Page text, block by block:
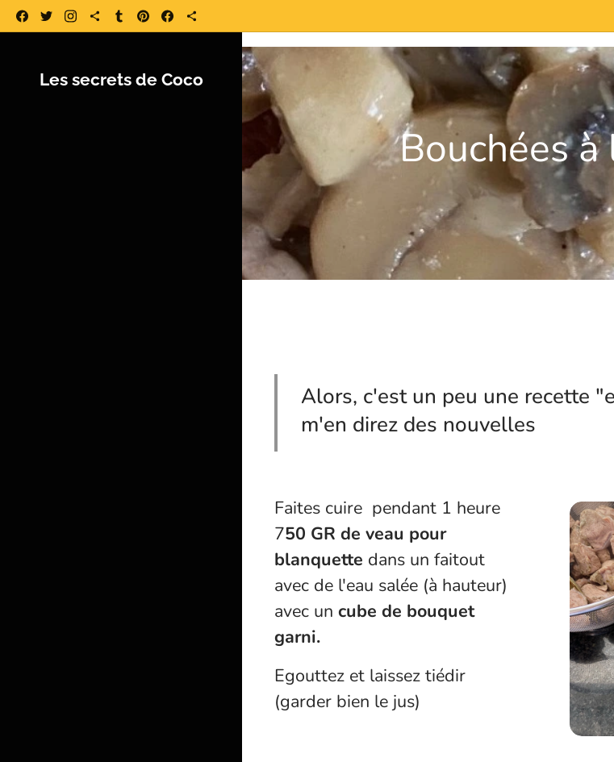
https://www.lessecretsdecoco.fr/ https://www.lessecretsdecoco.fr/quoi-de-neuf/
Les secrets de Coco
Bouchées
Alors, c'est un peu une recette
m'en direz des nouvelles
Faites cuire pendant 1 heure
750 GR de veau pour
blanquette dans un faitout
avec de l'eau salée (à hauteur)
avec un cube de bouquet
garni.
Egouttez et laissez tiédir
(garder bien le jus)